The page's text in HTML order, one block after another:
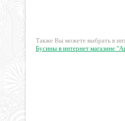
Также Вы можете выбрать в
Бусины в интернет магазине